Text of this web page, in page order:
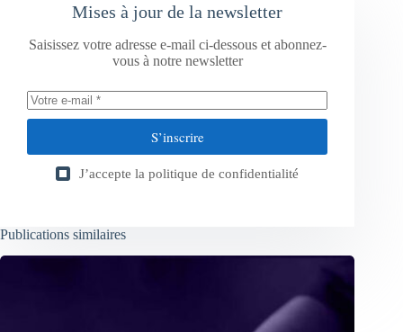
Mises à jour de la newsletter
Saisissez votre adresse e-mail ci-dessous et abonnez-
vous à notre newsletter
S’inscrire
J’accepte la politique de confidentialité
Publications similaires